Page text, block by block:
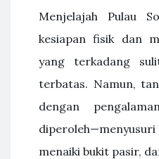
Menjelajah Pulau
kesiapan fisik dan
yang terkadang
terbatas. Namun,
dengan
menaiki bukit pasir,